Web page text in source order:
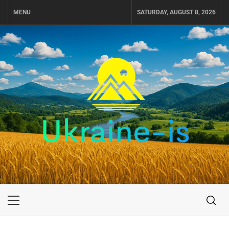
MENU SATURDAY, AUGUST 8, 2026
UKRAINE-IS
ПОДОРОЖI ПО УКРАЇНІ
Primary